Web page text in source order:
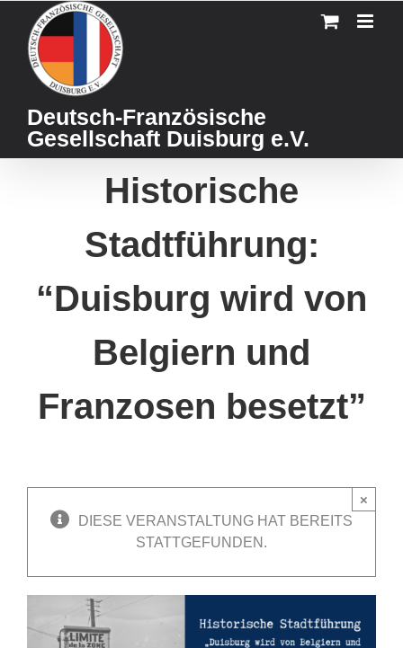
content
Deutsch-Französische
Gesellschaft Duisburg e.V.
Historische
Stadtführung:
“Duisburg wird von
Belgiern und
Franzosen besetzt”
DIESE VERANSTALTUNG HAT BEREITS
STATTGEFUNDEN.
×